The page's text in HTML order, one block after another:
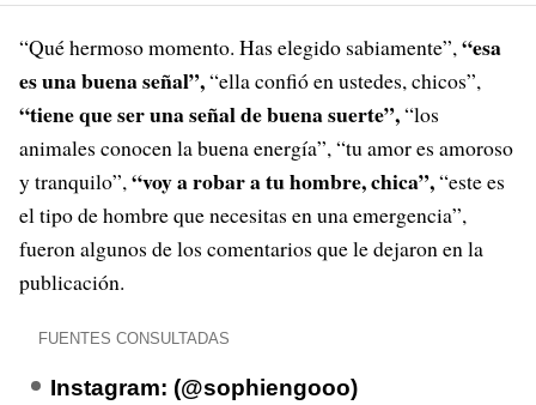
“Qué hermoso momento. Has elegido sabiamente”,“esa
es una buena señal”,“ella confió en ustedes, chicos”,
“tiene que ser una señal de buena suerte”,“los
animales conocen la buena energía”, “tu amor es amoroso
y tranquilo”,“voy a robar a tu hombre, chica”,“este es
el tipo de hombre que necesitas en una emergencia”,
fueron algunos de los comentarios que le dejaron en la
publicación.
FUENTES CONSULTADAS
Instagram: (@sophiengooo)